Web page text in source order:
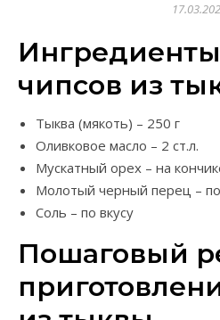
чипсов из
Тыква (мякоть) – 250 г
Оливковое масло – 2 ст.л.
Мускатный орех – на
Молотый черный перец – по
Соль – по вкусу
Пошаговый